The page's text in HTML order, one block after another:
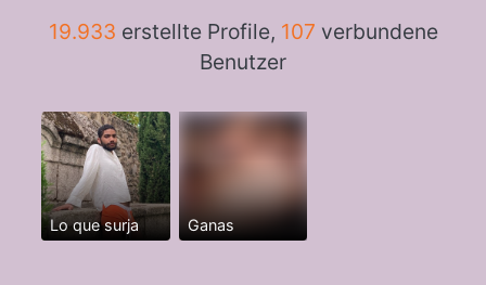
19.933 erstellte Profile, 107 verbundene
Benutzer
Lo que surja Ganas